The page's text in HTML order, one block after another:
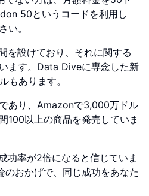
50というコードを利用し
い。
を設けており、それに関する
ます。Data Diveに専念した新
もあります。
あり、Amazonで3,000万ドル
100以上の商品を発売していま
功率が2倍になると信じていま
おかげで、同じ成功をあなた